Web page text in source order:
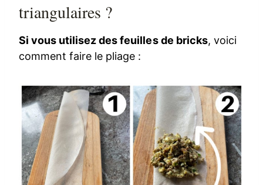
triangulaires ?
Si vous utilisez des feuilles de bricks, voici
comment faire le pliage :